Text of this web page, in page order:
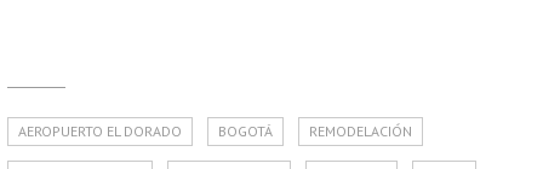
AEROPUERTO EL DORADO BOGOTÁ REMODELACIÓN